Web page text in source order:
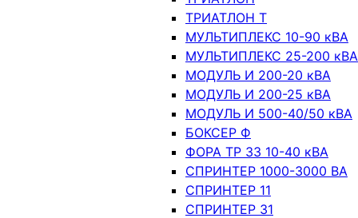
ТРИАТЛОН Т
МУЛЬТИПЛЕКС 10-90 кВА
МУЛЬТИПЛЕКС 25-200 кВА
МОДУЛЬ И 200-20 кВА
МОДУЛЬ И 200-25 кВА
МОДУЛЬ И 500-40/50 кВА
БОКСЕР Ф
ФОРА ТР 33 10-40 кВА
СПРИНТЕР 1000-3000 ВА
СПРИНТЕР 11
СПРИНТЕР 31